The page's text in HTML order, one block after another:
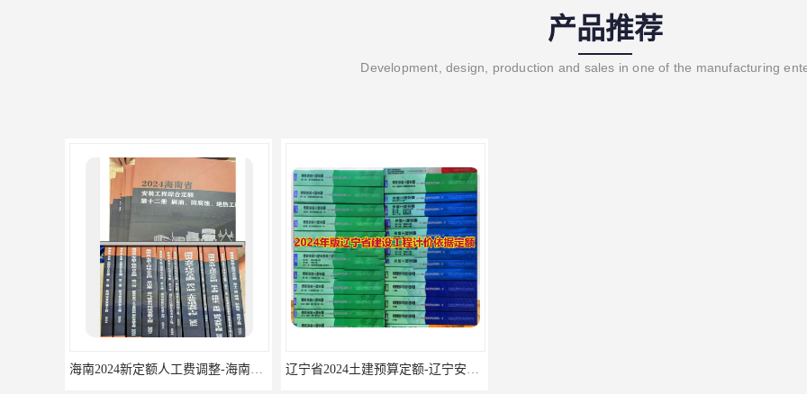
产品推荐
Development, design, production and sales in one of the manufacturing
海南2024新定额人工费调整-海南2024版安装定额-海南2024房屋建筑定额-海南定额 辽宁省2024土建预算定额-辽宁安装预算定额-辽宁通风空调安装定额